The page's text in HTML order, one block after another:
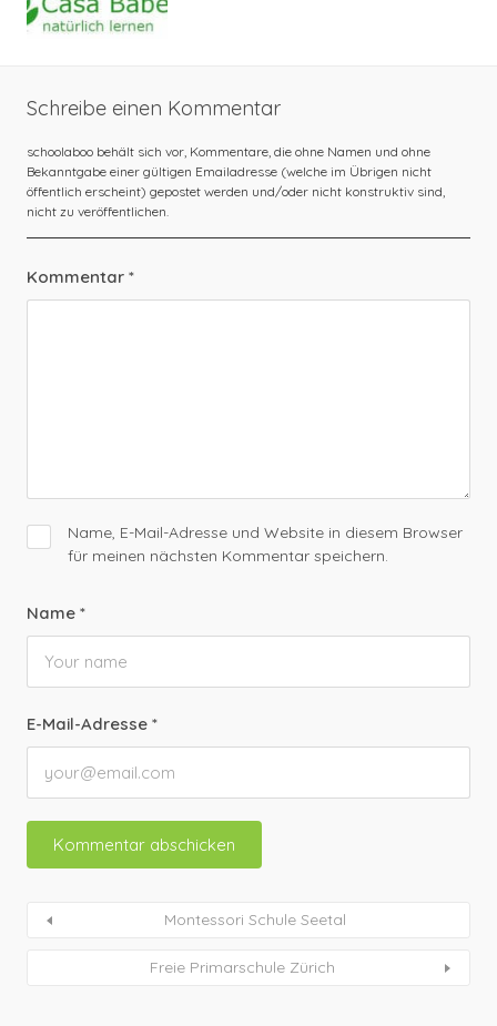
Schreibe einen Kommentar
Kommentar *
Name *
E-Mail-Adresse *
Name, E-Mail-Adresse und Website in diesem Browser
für meinen nächsten Kommentar speichern.
Montessori Schule Seetal
Freie Primarschule Zürich